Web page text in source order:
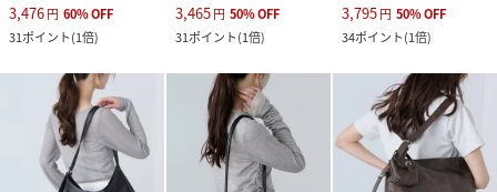
3,476円 60%OFF
31ポイント(1倍)
3,465円 50%OFF
31ポイント(1倍)
3,795円 50%OFF
34ポイント(1倍)